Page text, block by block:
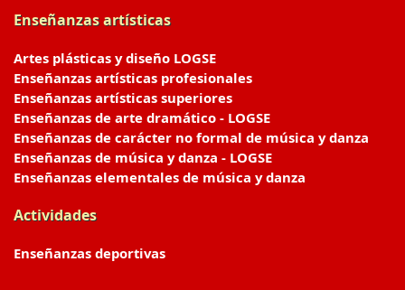
Enseñanzas artísticas
Artes plásticas y diseño LOGSE
Enseñanzas artísticas profesionales
Enseñanzas artísticas superiores
Enseñanzas de arte dramático - LOGSE
Enseñanzas de carácter no formal de música y danza
Enseñanzas de música y danza - LOGSE
Enseñanzas elementales de música y danza
Actividades
Enseñanzas deportivas